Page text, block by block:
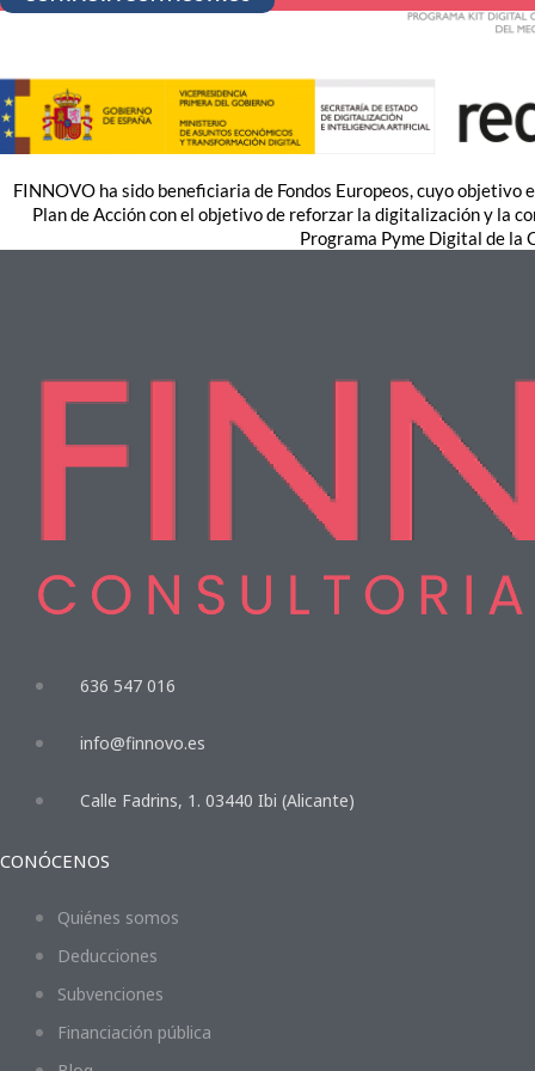
FINNOVO ha sido beneficiaria de Fondos Europeos, cuyo objetivo
Plan de Acción con el objetivo de reforzar la digitalización y la
Programa Pyme Digital de la
636 547 016
info@finnovo.es
Calle Fadrins, 1. 03440 Ibi (Alicante)
CONÓCENOS
Quiénes somos
Deducciones
Subvenciones
Financiación pública